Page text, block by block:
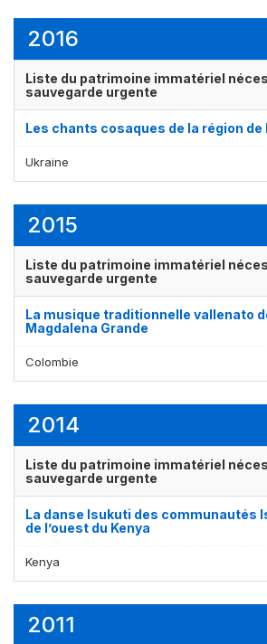
2016
Liste du patrimoine immatériel
sauvegarde urgente
Les chants cosaques de la région
Ukraine
2015
Liste du patrimoine immatériel
sauvegarde urgente
La musique traditionnelle vallenato
Magdalena Grande
Colombie
2014
Liste du patrimoine immatériel
sauvegarde urgente
La danse Isukuti des communautés
de l’ouest du Kenya
Kenya
2011